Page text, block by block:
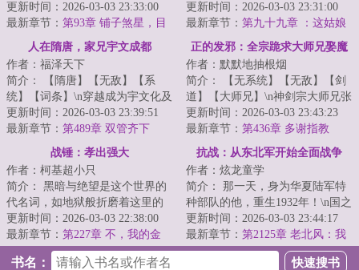
分辨，咱也趁乱成个仙！
<...
更新时间：2026-03-03 23:33:00
最新章节： 第93章 铺子煞星，目
标通宝月中拍卖会
了，不过分吧？
...
更新时间：2026-03-03 23:31:00
最新章节： 第九十九章 ：这姑娘
老板估计把她忘了
人在隋唐，家兄宇文成都
作者：福泽天下
简介： 【隋唐】【无敌】【系
统】【词条】\n穿越成为宇文化及
第三子，宇文成都的弟弟宇文成
惠。...
更新时间：2026-03-03 23:39:51
最新章节： 第489章 双管齐下
正的发邪：全宗跪求大师兄娶魔
女
作者：默默地抽根烟
简介： 【无系统】【无敌】【剑
道】【大师兄】\n神剑宗大师兄张
青锋，九年前惨遭魔女暗算，痛
失...
更新时间：2026-03-03 23:43:23
最新章节： 第436章 多谢指教
战锤：孝出强大
作者：柯基超小只
简介： 黑暗与绝望是这个世界的
代名词，如地狱般折磨着这里的
每一个生命，但这一次，命运却
开了个...
更新时间：2026-03-03 22:38:00
最新章节： 第227章 不，我的金
抗战：从东北军开始全面战争
作者：炫龙童学
简介： 那一天，身为华夏陆军特
种部队的他，重生1932年！\n国之
沦陷，东北岌岌可危！
更新时间：2026-03-03 23:44:17
最新章节： 第2125章 老北风：我
错了
书名：